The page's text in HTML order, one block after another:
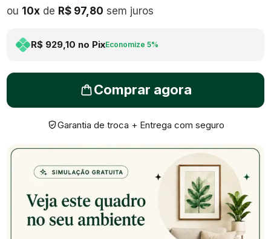
ou 10x de R$ 97,80 sem juros
R$ 929,10 no PixEconomize 5%
Comprar agora
Garantia de troca + Entrega com seguro